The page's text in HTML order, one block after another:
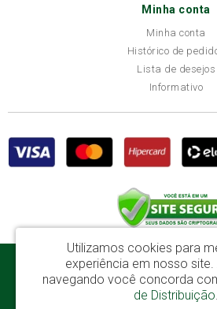
Minha conta
Minha conta
Histórico de
Lista de desejos
Informativo
Disba Móveis Salvador Ltda - CNPJ:
Av. Cardeal Avelar Brandão Villela, 2696 - Mata
41219-600
Utilizamos cookies para
experiência em nosso site.
navegando você concorda
de Distribuição.